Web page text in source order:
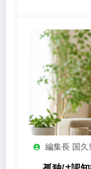
編集長 国久